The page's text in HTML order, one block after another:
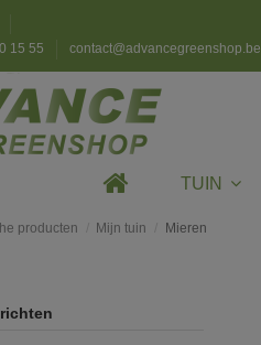
15 55 contact@advancegreenshop.be
TUIN
producten Mijn tuin Mieren